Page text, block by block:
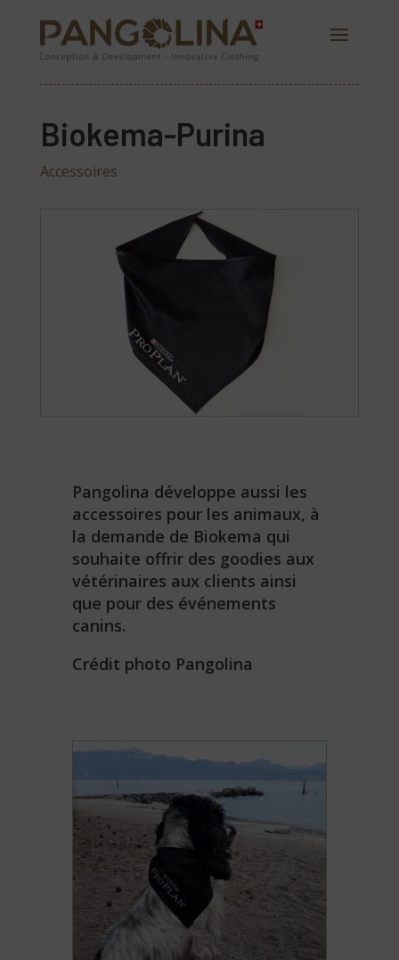
Biokema-Purina
Accessoires
PANGOLINA.COM
Pangolina développe aussi les
accessoires pour les animaux, à
la demande de Biokema qui
souhaite offrir des goodies aux
vétérinaires aux clients ainsi
que pour des événements
canins.
Crédit photo Pangolina